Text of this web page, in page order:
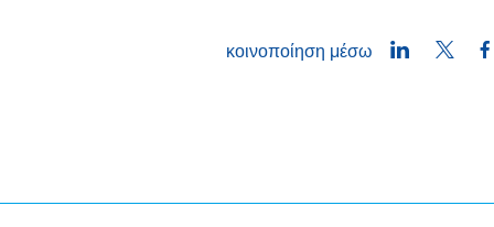
κοινοποίηση μέσω LinkedIn